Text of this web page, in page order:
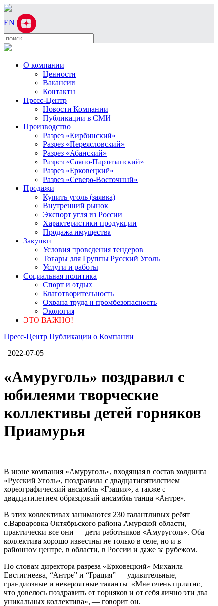
EN
О компании
Ценности
Вакансии
Контакты
Пресс-Центр
Новости Компании
Публикации в СМИ
Производство
Разрез «Кирбинский»
Разрез «Переясловский»
Разрез «Абанский»
Разрез «Саяно-Партизанский»
Разрез «Ерковецкий»
Разрез «Северо-Восточный»
Продажи
Купить уголь (заявка)
Внутренний рынок
Экспорт угля из России
Характеристики продукции
Продажа имущества
Закупки
Условия проведения тендеров
Товары для Группы Русский Уголь
Услуги и работы
Социальная политика
Спорт и отдых
Благотворительность
Охрана труда и промбезопасность
Экология
ЭТО ВАЖНО!
Пресс-Центр Публикации о Компании
2022-07-05
«Амуруголь» поздравил с
юбилеями творческие
коллективы детей горняков
Приамурья
В июне компания «Амуруголь», входящая в состав холдинга
«Русский Уголь», поздравила с двадцатипятилетием
хореографический ансамбль «Грация», а также с
двадцатилетием образцовый ансамбль танца «Антре».
В этих коллективах занимаются 230 талантливых ребят
с.Варваровка Октябрьского района Амурской области,
практически все они — дети работников «Амуруголь». Оба
коллектива хорошо известны не только в селе, но и в
районном центре, в области, в России и даже за рубежом.
По словам директора разреза «Ерковецкий» Михаила
Евстигнеева, “Антре” и “Грация” — удивительные,
грандиозные и невероятные таланты. «Мне очень приятно,
что довелось поздравить от горняков и от себя лично эти два
уникальных коллектива», — говорит он.